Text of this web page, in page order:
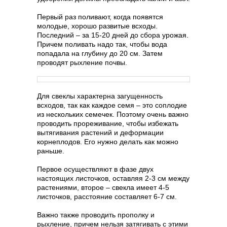
Первый раз поливают, когда появятся
молодые, хорошо развитые всходы.
Последний – за 15-20 дней до сбора урожая.
Причем поливать надо так, чтобы вода
попадала на глубину до 20 см. Затем
проводят рыхление почвы.
Для свеклы характерна загущенность
всходов, так как каждое семя – это соплодие
из нескольких семечек. Поэтому очень важно
проводить прореживание, чтобы избежать
вытягивания растений и деформации
корнеплодов. Его нужно делать как можно
раньше.
Первое осуществляют в фазе двух
настоящих листочков, оставляя 2-3 см между
растениями, второе – свекла имеет 4-5
листочков, расстояние составляет 6-7 см.
Важно также проводить прополку и
рыхление, причем нельзя затягивать с этими